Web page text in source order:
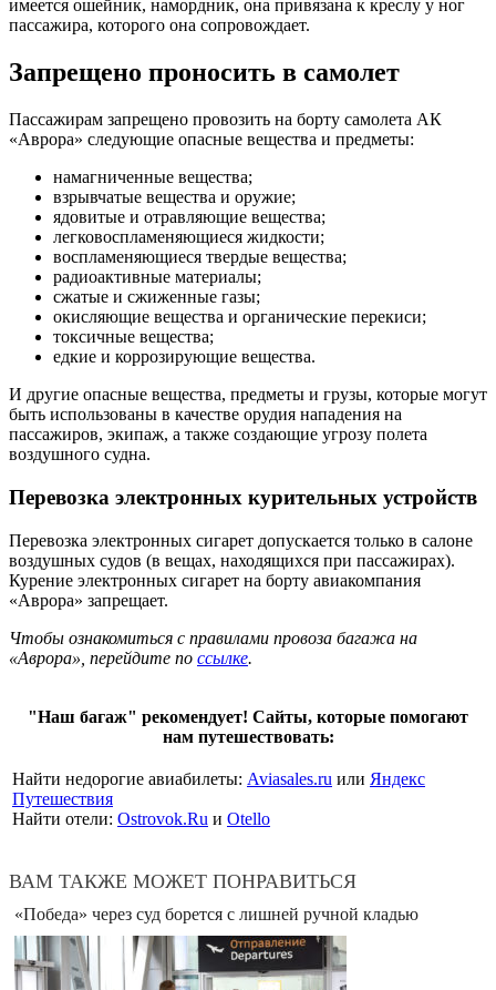
имеется ошейник, намордник, она привязана к креслу у ног
пассажира, которого она сопровождает.
Запрещено проносить в самолет
Пассажирам запрещено провозить на борту самолета АК
«Аврора» следующие опасные вещества и предметы:
намагниченные вещества;
взрывчатые вещества и оружие;
ядовитые и отравляющие вещества;
легковоспламеняющиеся жидкости;
воспламеняющиеся твердые вещества;
радиоактивные материалы;
сжатые и сжиженные газы;
окисляющие вещества и органические перекиси;
токсичные вещества;
едкие и коррозирующие вещества.
И другие опасные вещества, предметы и грузы, которые могут
быть использованы в качестве орудия нападения на
пассажиров, экипаж, а также создающие угрозу полета
воздушного судна.
Перевозка электронных курительных устройств
Перевозка электронных сигарет допускается только в салоне
воздушных судов (в вещах, находящихся при пассажирах).
Курение электронных сигарет на борту авиакомпания
«Аврора» запрещает.
Чтобы ознакомиться с правилами провоза багажа на
«Аврора», перейдите по ссылке.
"Наш багаж" рекомендует! Сайты, которые помогают
нам путешествовать:
Найти недорогие авиабилеты: Aviasales.ru или Яндекс
Путешествия
Найти отели: Ostrovok.Ru и Otello
ВАМ ТАКЖЕ МОЖЕТ ПОНРАВИТЬСЯ
«Победа» через суд борется с лишней ручной кладью